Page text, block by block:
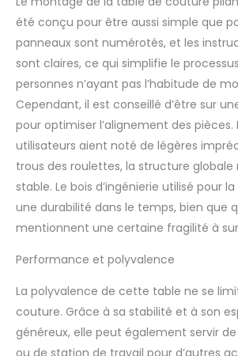
facile à tout
vous avez
en
espace de
rangé 【
grâce aux
de cinq
universelles,
table de
pliante se
sans effort.
d'actionner
chariot en
sécurité,
ainsi sa
lorsque
plus besoin
【
été conçu pour être aussi simple que
panneaux sont numérotés, et les
sont claires, ce qui simplifie le
personnes n’ayant pas l’habitude de
Cependant, il est conseillé d’être sur
pour optimiser l’alignement des pièces.
utilisateurs aient noté de légères
trous des roulettes, la structure globale
stable. Le bois d’ingénierie utilisé pour
une durabilité dans le temps, bien que
mentionnent une certaine fragilité à
Performance et polyvalence
La polyvalence de cette table ne se
couture. Grâce à sa stabilité et à son
généreux, elle peut également servir
ou de station de travail pour d’autres